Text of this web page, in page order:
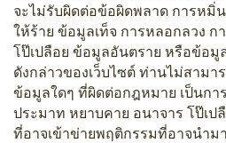
จะไม่รับผิดต่อข้อผิดพลาด การหมิ่
ให้ร้าย ข้อมูลเท็จ การหลอกลวง ก
โป๊เปลือย ข้อมูลอันตราย หรือข้อ
ดังกล่าวของเว็บไซต์ ท่านไม่สามา
ข้อมูลใดๆ ที่ผิดต่อกฎหมาย เป็นก
ประมาท หยาบคาย อนาจาร โป๊เป
ที่อาจเข้าข่ายพฤติกรรมที่อาจนำม